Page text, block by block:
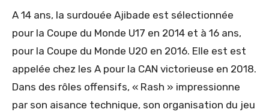
A 14 ans, la surdouée Ajibade est sélectionnée
pour la Coupe du Monde U17 en 2014 et à 16 ans,
pour la Coupe du Monde U20 en 2016. Elle est est
appelée chez les A pour la CAN victorieuse en 2018.
Dans des rôles offensifs, « Rash » impressionne
par son aisance technique, son organisation du jeu